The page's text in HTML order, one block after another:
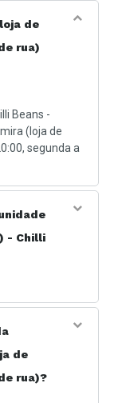
de
rua)
Beans -
(loja de
segunda a
- Chilli
são
Brasil e
de
rua)?